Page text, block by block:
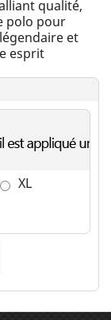
qualité,
polo pour
et
esprit
XL